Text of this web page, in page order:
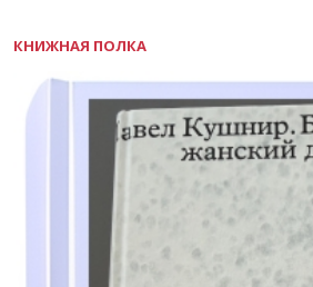
КНИЖНАЯ ПОЛКА